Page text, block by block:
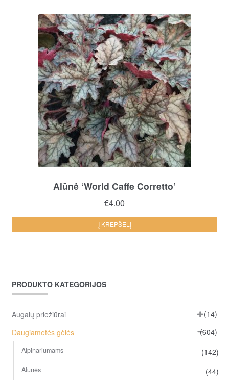
Alūnė ‘World Caffe Corretto’
€4.00
Į KREPŠELĮ
PRODUKTO KATEGORIJOS
Augalų priežiūrai
(14)
Daugiametės gėlės
(604)
Alpinariumams (142)
Alūnės (44)